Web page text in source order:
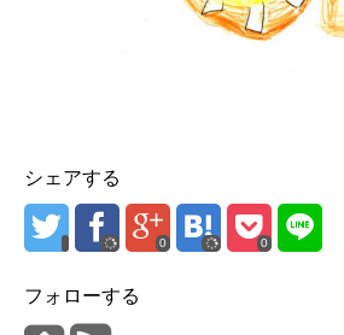
シェアする
0 0
フォローする